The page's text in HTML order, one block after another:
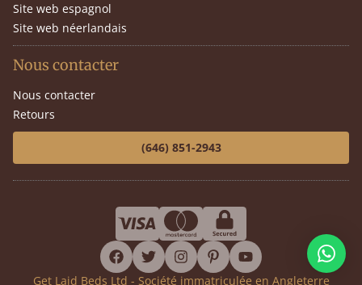
Site web espagnol
Site web néerlandais
Nous contacter
Nous contacter
Retours
(646) 851-2943
facebook
twitterinstagram
pinterestyoutube
Get Laid Beds Ltd - Société immatriculée en Angleterre